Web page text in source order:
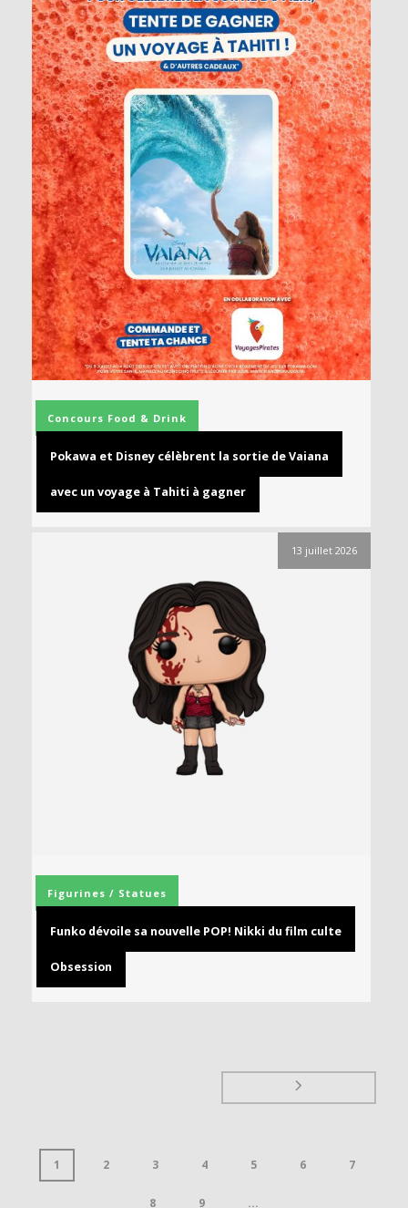
Concours Food & Drink
Pokawa et Disney célèbrent la sortie de Vaiana
avec un voyage à Tahiti à gagner
13 juillet 2026
Figurines / Statues
Funko dévoile sa nouvelle POP! Nikki du film culte
Obsession
1 2 3 4 5 6 7
8 9 ...